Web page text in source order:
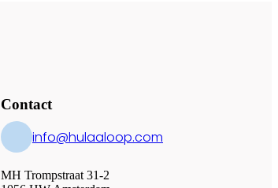
Contact
info@hulaaloop.com
MH Trompstraat 31-2